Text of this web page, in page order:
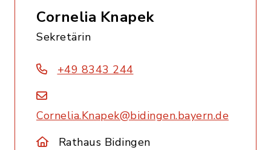
Cornelia Knapek
Sekretärin
+49 8343 244
Cornelia.Knapek@bidingen.bayern.de
Rathaus Bidingen